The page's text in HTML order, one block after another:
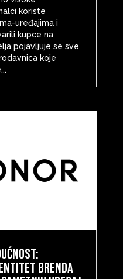
koriste
uređajima i
kupce na
pojavljuje se sve
koje
brenda